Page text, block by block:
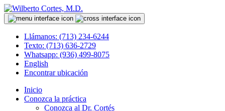
Llámanos: (713) 234-6244
Texto: (713) 636-2729
Whatsapp: (936) 499-8075
English
Encontrar ubicación
Inicio
Conozca la práctica
Conozca al Dr. Cortés